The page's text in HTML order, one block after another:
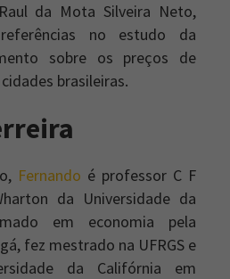
da Mota Silveira Neto,
no estudo da
sobre os preços de
brasileiras.
Fernando é professor C F
da Universidade da
em economia pela
fez mestrado na UFRGS e
da Califórnia em